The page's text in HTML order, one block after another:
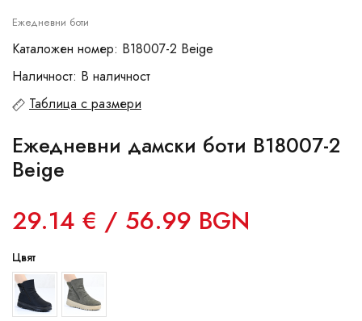
Ежедневни боти
Каталожен номер: B18007-2 Beige
Наличност: В наличност
Таблица с размери
Ежедневни дамски боти B18007-2
Beige
29.14 € / 56.99 BGN
Цвят